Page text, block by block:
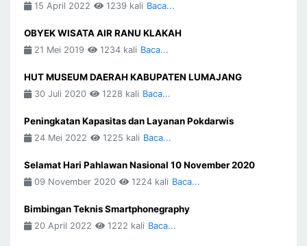
15 April 2022 1239 kali Baca...
OBYEK WISATA AIR RANU KLAKAH
21 Mei 2019 1234 kali Baca...
HUT MUSEUM DAERAH KABUPATEN LUMAJANG
30 Juli 2020 1228 kali Baca...
Peningkatan Kapasitas dan Layanan Pokdarwis
24 Mei 2022 1225 kali Baca...
Selamat Hari Pahlawan Nasional 10 November 2020
09 November 2020 1224 kali Baca...
Bimbingan Teknis Smartphonegraphy
20 April 2022 1222 kali Baca...